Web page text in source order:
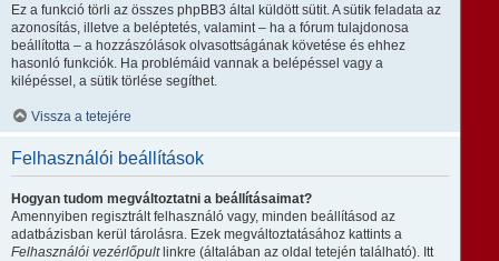
Ez a funkció törli az összes phpBB3 által küldött sütit. A sütik feladata az
azonosítás, illetve a beléptetés, valamint – ha a fórum tulajdonosa
beállította – a hozzászólások olvasottságának követése és ehhez
hasonló funkciók. Ha problémáid vannak a belépéssel vagy a
kilépéssel, a sütik törlése segíthet.
Vissza a tetejére
Felhasználói beállítások
Hogyan tudom megváltoztatni a beállításaimat?
Amennyiben regisztrált felhasználó vagy, minden beállításod az
adatbázisban kerül tárolásra. Ezek megváltoztatásához kattints a
Felhasználói vezérlőpultlinkre (általában az oldal tetején található). Itt